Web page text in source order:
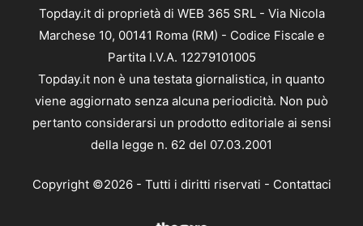
Topday.it di proprietà di WEB 365 SRL - Via Nicola
Marchese 10, 00141 Roma (RM) - Codice Fiscale e
Partita I.V.A. 12279101005
Topday.it non è una testata giornalistica, in quanto
viene aggiornato senza alcuna periodicità. Non può
pertanto considerarsi un prodotto editoriale ai sensi
della legge n. 62 del 07.03.2001
Copyright ©2026 - Tutti i diritti riservati - Contattaci